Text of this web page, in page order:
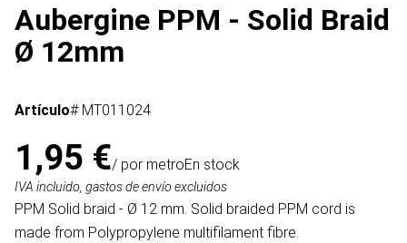
Aubergine PPM - Solid Braid
Ø 12mm
Artículo# MT011024
1,95 €/ por metroEn stock
IVA incluido, gastos de envío excluidos
PPM Solid braid - Ø 12 mm. Solid braided PPM cord is
made from Polypropylene multifilament fibre.